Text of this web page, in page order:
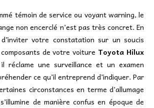
témoin de service ou voyant warning, le
non encerclé n’est pas très concret. En
votre constatation sur un soucis
de votre voiture Toyota Hilux
réclame une surveillance et un examen
ce qu’il entreprend d’indiquer. Par
circonstances en terme d’allumage
de manière confus en époque de